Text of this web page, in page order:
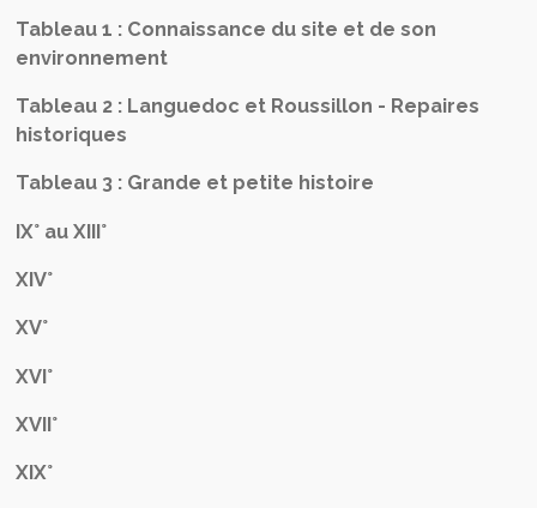
Tableau 1 : Connaissance du site et de son
environnement
Tableau 2 : Languedoc et Roussillon - Repaires
historiques
Tableau 3 : Grande et petite histoire
IX° au XIII°
XIV°
XV°
XVI°
XVII°
XIX°